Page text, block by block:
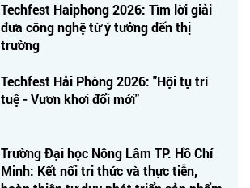
Techfest Haiphong 2026: Tìm lời giải
đưa công nghệ từ ý tưởng đến thị
trường
Techfest Hải Phòng 2026: "Hội tụ trí
tuệ - Vươn khơi đổi mới"
Trường Đại học Nông Lâm TP. Hồ Chí
Minh: Kết nối tri thức và thực tiễn,